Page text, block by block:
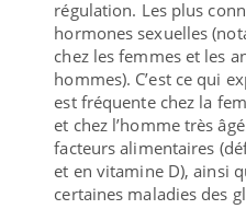
régulation. Les plus
hormones sexuelles
chez les femmes et les
hommes). C’est ce qui
est fréquente chez la
et chez l’homme très
facteurs alimentaires
et en vitamine D), ainsi
certaines maladies des